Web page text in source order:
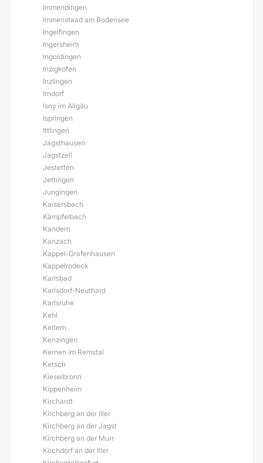
Immendingen
Immenstaad am Bodensee
Ingelfingen
Ingersheim
Ingoldingen
Inzigkofen
Inzlingen
Irndorf
Isny im Allgäu
Ispringen
Ittlingen
Jagsthausen
Jagstzell
Jestetten
Jettingen
Jungingen
Kaisersbach
Kämpfelbach
Kandern
Kanzach
Kappel-Grafenhausen
Kappelrodeck
Karlsbad
Karlsdorf-Neuthard
Karlsruhe
Kehl
Keltern
Kenzingen
Kernen im Remstal
Ketsch
Kieselbronn
Kippenheim
Kirchardt
Kirchberg an der Iller
Kirchberg an der Jagst
Kirchberg an der Murr
Kirchdorf an der Iller